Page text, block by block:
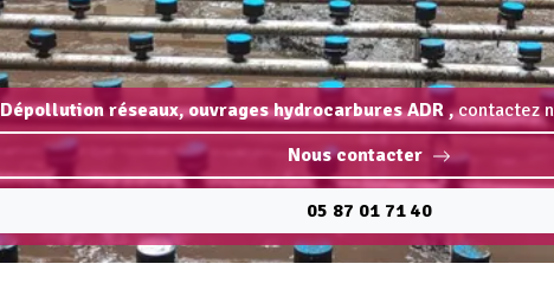
Dépollution réseaux, ouvrages hydrocarbures ADR ,contactez
Nous contacter
05 87 01 71 40